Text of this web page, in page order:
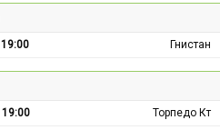
19:00 Гнистан
19:00 Торпедо Кт